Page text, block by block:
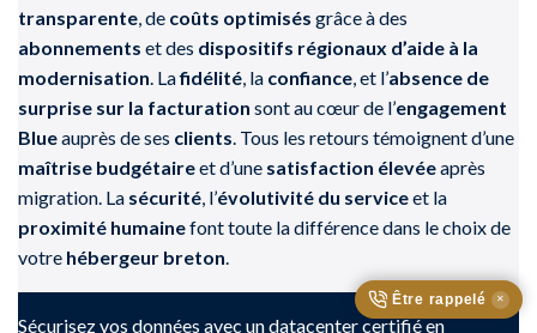
transparente, de coûts optimisés grâce à des
abonnements et des dispositifs régionaux d’aide à la
modernisation. Lafidélité, la confiance, et l’absence de
surprise sur la facturation sont au cœur de l’engagement
Blueauprès de ses clients. Tous les retours témoignent d’une
maîtrise budgétaireet d’une satisfaction élevéeaprès
migration. La sécurité, l’évolutivité du serviceet la
proximité humainefont toute la différence dans le choix de
votre hébergeur breton.
Sécurisez vos données avec un datacenter certifié en
Être rappelé ✕